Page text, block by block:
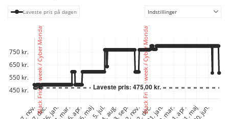
Laveste pris på dagen Indstillinger